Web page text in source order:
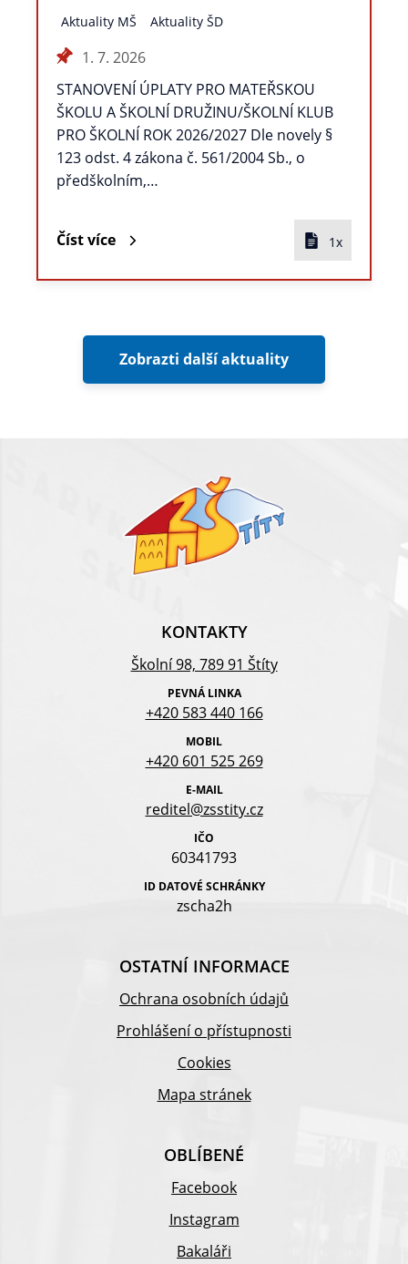
Aktuality MŠ Aktuality ŠD
1. 7. 2026
STANOVENÍ ÚPLATY PRO MATEŘSKOU
ŠKOLU A ŠKOLNÍ DRUŽINU/ŠKOLNÍ KLUB
PRO ŠKOLNÍ ROK 2026/2027 Dle novely §
123 odst. 4 zákona č. 561/2004 Sb., o
předškolním,…
Číst více 1x
Zobrazti další aktuality
KONTAKTY
Školní 98, 789 91 Štíty
PEVNÁ LINKA
+420 583 440 166
MOBIL
+420 601 525 269
E-MAIL
reditel@zsstity.cz
IČO
60341793
ID DATOVÉ SCHRÁNKY
zscha2h
OSTATNÍ INFORMACE
Ochrana osobních údajů
Prohlášení o přístupnosti
Cookies
Mapa stránek
OBLÍBENÉ
Facebook
Instagram
Bakaláři